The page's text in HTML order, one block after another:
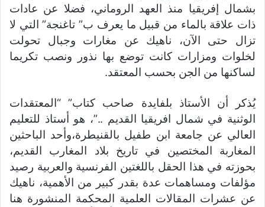
بشمال إفريقيا منذ العهد الروماني، فضلا عن عادات
ذات علاقة بالماء من قبيل ما يعرف ب” تاغنجة” التي لا
تزال حتى الآن، ناهيك عن مغارات وجبال تحولت
لخلوات ومزارات كانت توضع بها نذور ونصب تكريما
لساكنها من الجن بحسب المعتقد.
يُذكر أن الأستاذ بلفايدة صاحب كتاب” “المعتقدات
الوثنية في شمال افريقيا القديم ..”، هو أستاذ للتعليم
العالي عن جامعة ابن طفيل بالقنيطرة،وأحد الباحثين
المغاربة المختصين في تاريخ بلاد المغارب القديم،
بحوزته في هذا الحقل باللغتين الفرنسية والعربية رصيد
مؤلفات ومساهمات عدة بقدر كبير من الأهمية، ناهيك
عن عشرات المقالات العلمية المحكمة المنشورة هنا